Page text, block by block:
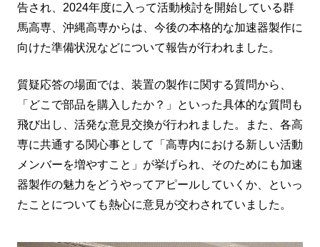
告され、2024年度に入って活動検討を開始している群
馬高専、沖縄高専からは、今後の本格的な加速器製作に
向けた準備状況などについて報告が行われました。
質疑応答の場面では、装置の製作に関する質問から、
「どこで部品を購入したか？」といった具体的な質問も
飛び出し、活発な意見交換が行われました。また、各高
専に共通する関心事として「高専内における新しい活動
メンバーを増やすこと」が挙げられ、そのためにも加速
器製作の魅力をどうやってアピールしていくか、といっ
たことについても熱心に意見が交わされていました。